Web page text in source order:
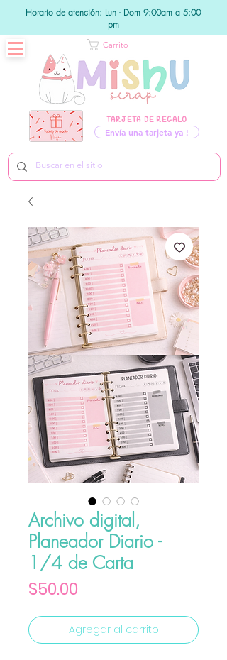
Horario de atención: Lun - Dom 9:00am a 5:00
pm
TARJETA DE REGALO
Envía una tarjeta ya !
Carrito
Archivo digital,
Planeador Diario -
1/4 de Carta
$50.00
Agregar al carrito